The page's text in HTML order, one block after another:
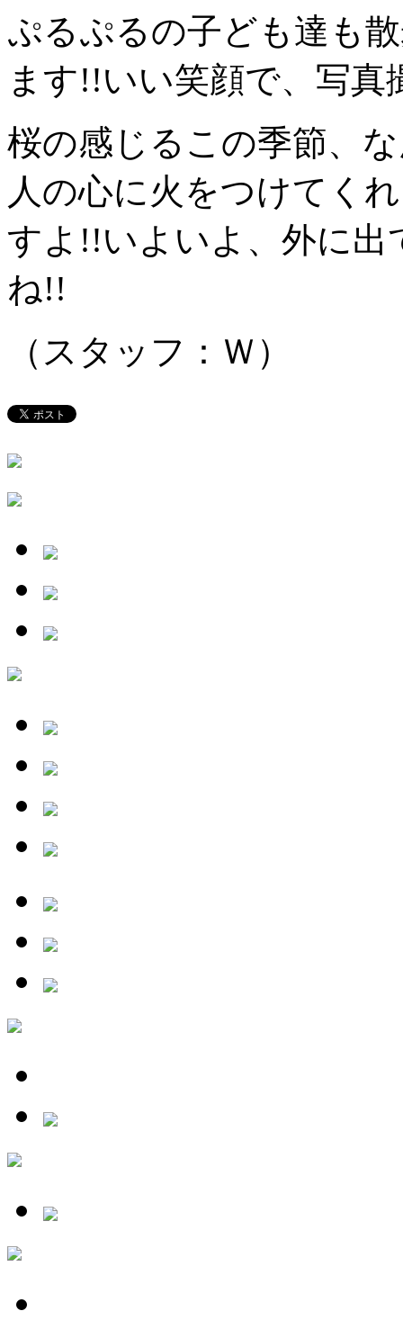
ぷるぷるの子ども達も
ます!!いい笑顔で、写真
桜の感じるこの季節、
人の心に火をつけてく
すよ!!いよいよ、外に出
ね!!
（スタッフ：Ｗ）